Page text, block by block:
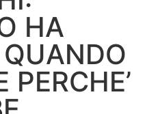
HA
PERCHE’